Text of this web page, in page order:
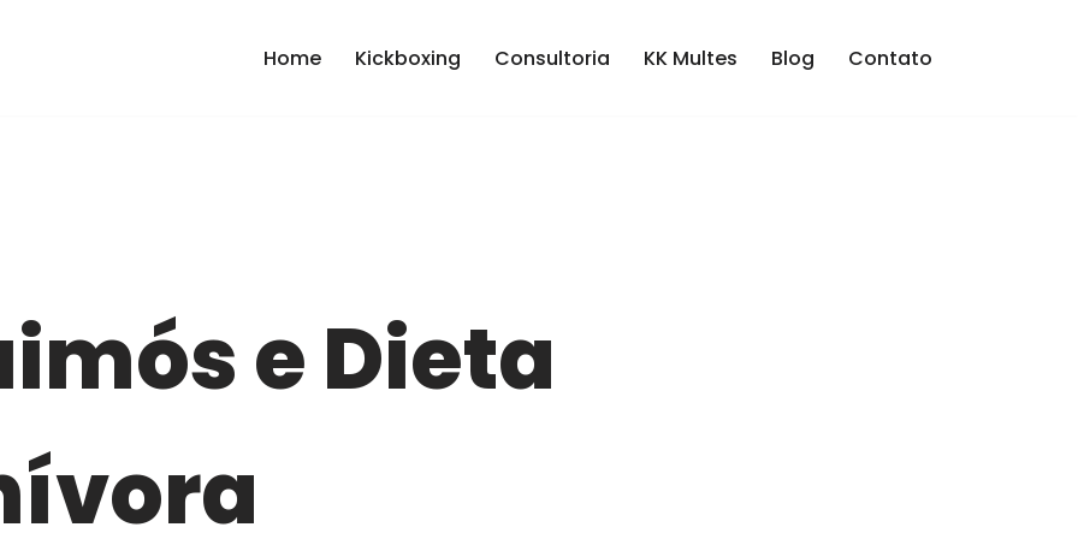
Home Kickboxing Consultoria KK Multes Blog Contato
e Dieta